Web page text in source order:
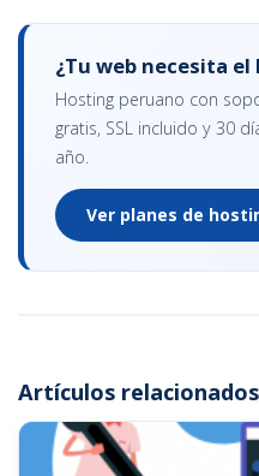
¿Tu web necesita el
Hosting peruano con
gratis, SSL incluido y 30
año.
Ver planes de
Artículos relacionados